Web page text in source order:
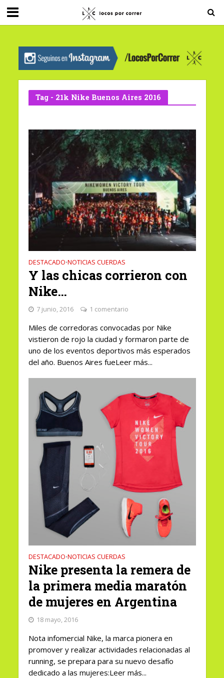
G-0X2PD3RFLV
Tag - 21k Nike Buenos Aires 2016
DESTACADO•NOTICIAS CUERDAS
Y las chicas corrieron con
Nike…
7 junio, 2016 1 comentario
Miles de corredoras convocadas por Nike
vistieron de rojo la ciudad y formaron parte de
uno de los eventos deportivos más esperados
del año. Buenos Aires fueLeer más...
DESTACADO•NOTICIAS CUERDAS
Nike presenta la remera de
la primera media maratón
de mujeres en Argentina
18 mayo, 2016
Nota infomercial Nike, la marca pionera en
promover y realizar actividades relacionadas al
running, se prepara para su nuevo desafío
dedicado a las mujeres:Leer más...